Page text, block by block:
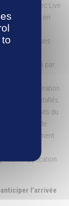
12 mois avec Live
en
allergiques
pollens à
occasionnés par
de l’agglomération
optiques installés
et sur les toits du
permettent de
Après traitement
à l’application
l’arrivée